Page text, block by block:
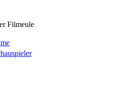
Filmeule